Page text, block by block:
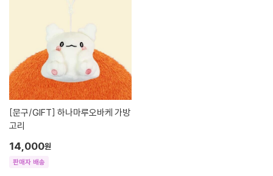
[문구/GIFT]
고리
14,000원
판매자 배송